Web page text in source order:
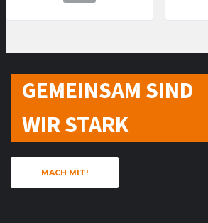
GEMEINSAM SIND
WIR STARK
MACH MIT!